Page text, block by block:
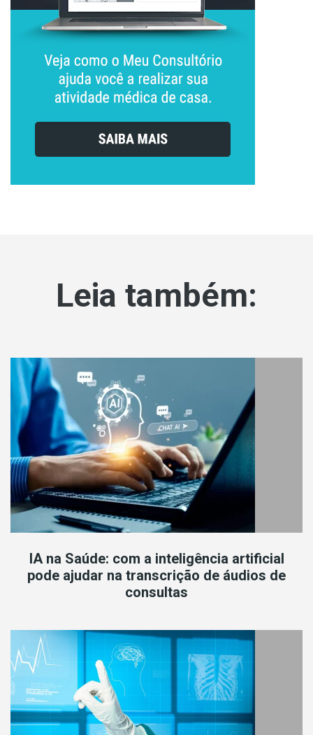
Leia também:
IA na Saúde: com a inteligência artificial
pode ajudar na transcrição de áudios de
consultas